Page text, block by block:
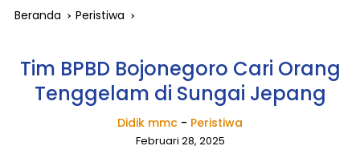
Beranda Peristiwa
Tim BPBD Bojonegoro Cari Orang
Tenggelam di Sungai Jepang
Didik mmc - Peristiwa
Februari 28, 2025